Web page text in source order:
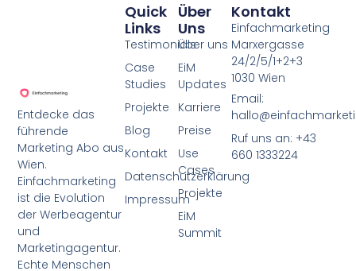
Entdecke das
führende
Marketing Abo aus
Wien.
Einfachmarketing
ist die Evolution
der Werbeagentur
und
Marketingagentur.
Echte Menschen
Über
Uns
Über uns
EiM
Updates
Karriere
Preise
Use
Cases
Projekte
EiM
Summit
Quick
Links
Testimonials
Case
Studies
Projekte
Blog
Kontakt
Datenschutzerklärung
Impressum
Kontakt
Einfachmarketing
Marxergasse
24/2/5/1+2+3
1030 Wien
Email:
Ruf uns an: +43
660 1333224